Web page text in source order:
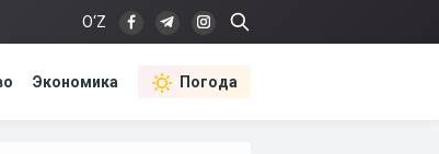
O‘Z
Экономика Погода